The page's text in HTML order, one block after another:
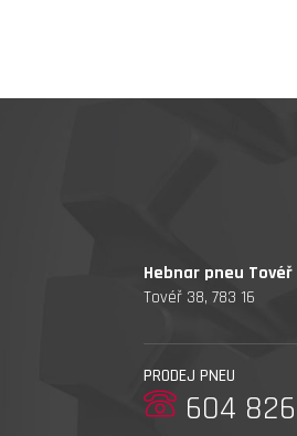
Hebnar pneu Tovéř
Tovéř 38, 783 16
PRODEJ PNEU
604